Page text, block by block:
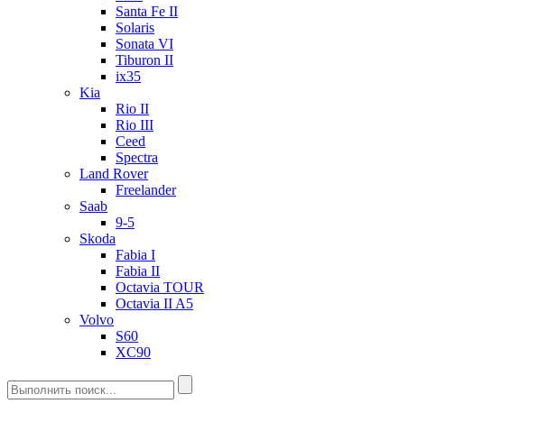
Santa Fe II
Solaris
Sonata VI
Tiburon II
ix35
Kia
Rio II
Rio III
Ceed
Spectra
Land Rover
Freelander
Saab
9-5
Skoda
Fabia I
Fabia II
Octavia TOUR
Octavia II A5
Volvo
S60
XC90